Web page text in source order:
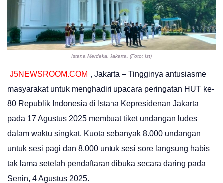
Istana Merdeka, Jakarta. (Foto: Ist)
J5NEWSROOM.COM , Jakarta – Tingginya antusiasme
masyarakat untuk menghadiri upacara peringatan HUT ke-
80 Republik Indonesia di Istana Kepresidenan Jakarta
pada 17 Agustus 2025 membuat tiket undangan ludes
dalam waktu singkat. Kuota sebanyak 8.000 undangan
untuk sesi pagi dan 8.000 untuk sesi sore langsung habis
tak lama setelah pendaftaran dibuka secara daring pada
Senin, 4 Agustus 2025.